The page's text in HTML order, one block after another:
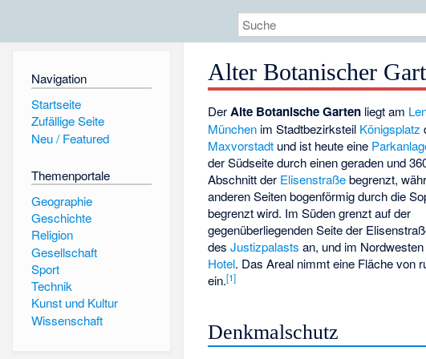
Navigation
Startseite
Zufällige Seite
Neu / Featured
Themenportale
Geographie
Geschichte
Religion
Gesellschaft
Sport
Technik
Kunst und Kultur
Wissenschaft
Alter Botanischer
DerAlte Botanische Garten liegt am
München im Stadtbezirksteil Königsplatz
Maxvorstadt und ist heute eine
der Südseite durch einen geraden und
Abschnitt der Elisenstraßebegrenzt,
anderen Seiten bogenförmig durch die
begrenzt wird. Im Süden grenzt auf der
gegenüberliegenden Seite der
desJustizpalasts an, und im
Hotel. Das Areal nimmt eine Fläche von
ein.[1]
Denkmalschutz